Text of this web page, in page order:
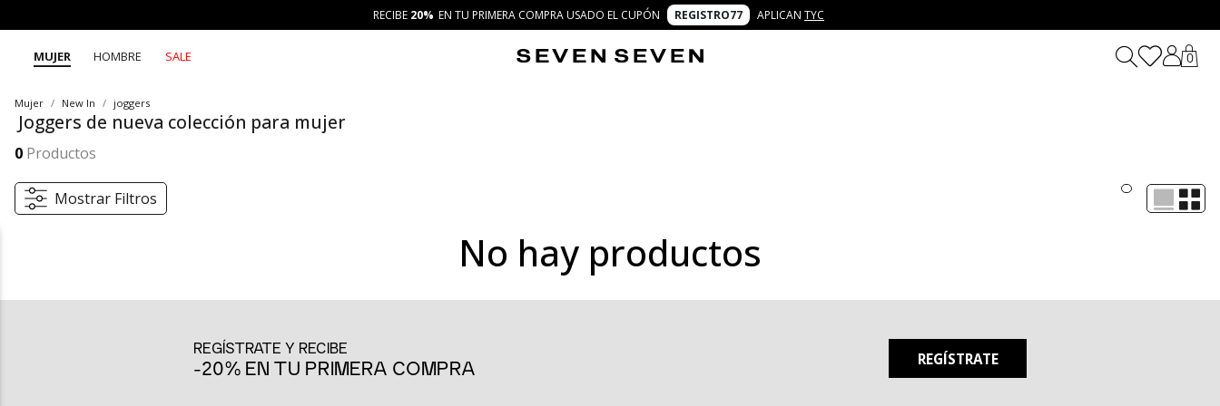
RECIBE 20% EN TU PRIMERA COMPRA USADO EL CUPÓN REGISTRO77 APLICAN TYC
MUJER HOMBRE SALE 0
Mujer New In joggers
Joggers de nueva colección para mujer
0 Productos
Mostrar Filtros
No hay productos
Los joggers de la nueva colección de Seven Seven llegan para darle un aire renovado y trendy a tu día a día. Pensados para personas creativas, cool y auténticas, esta categoría reúne diseños que
encontrarás desde diseños básicos y atemporales hasta propuestas con detalles diferenciadores como cortes innovadores, texturas sutiles o acabados únicos que marcan tendencia. Todo bajo el
sello de 7 días 7 looks, que invita a descubrir nuevas formas de expresarte cada día.
REGÍSTRATE Y RECIBE
-20% EN TU PRIMERA COMPRA REGÍSTRATE